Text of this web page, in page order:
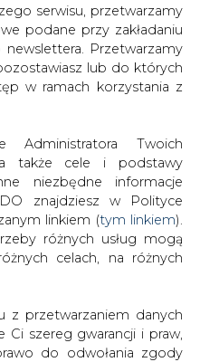
serwisu, przetwarzamy
podane przy zakładaniu
Przetwarzamy
lub do których
w ramach korzystania z
Administratora Twoich
także cele i podstawy
niezbędne informacje
znajdziesz w Polityce
linkiem (tym linkiem).
różnych usług mogą
celach, na różnych
z przetwarzaniem danych
Ci szereg gwarancji i praw,
do odwołania zgody
Stanowisko Orlenu w
skomentuj
udostępnij: